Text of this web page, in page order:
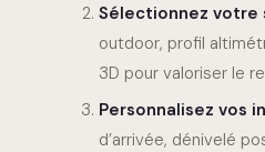
Sélectionnez votre
outdoor, profil
3D pour valoriser le
Personnalisez vos
d’arrivée, dénivelé